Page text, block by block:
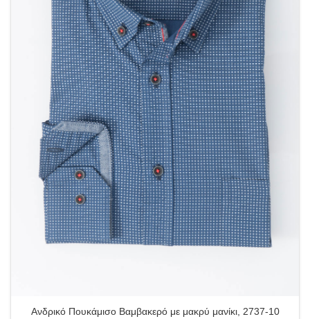
Ανδρικό Πουκάμισο Βαμβακερό με μακρύ μανίκι, 2737-10